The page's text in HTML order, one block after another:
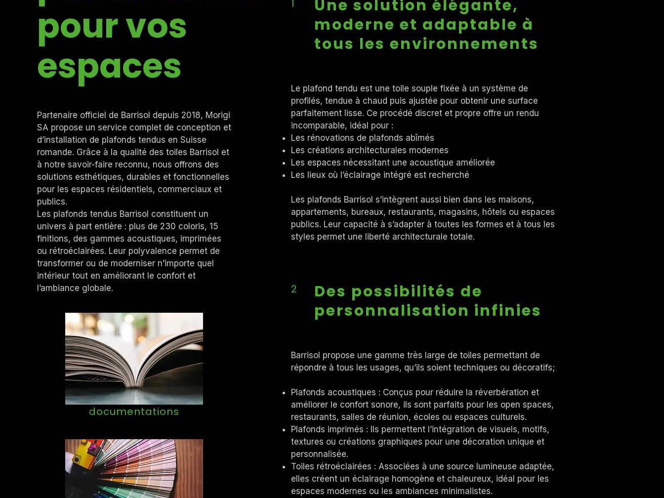
pour vos
espaces
Partenaire officiel de Barrisol depuis 2018, Morigi
SA propose un service complet de conception et
d’installation de plafonds tendus en Suisse
romande. Grâce à la qualité des toiles Barrisol et
à notre savoir-faire reconnu, nous offrons des
solutions esthétiques, durables et fonctionnelles
pour les espaces résidentiels, commerciaux et
publics.
Les plafonds tendus Barrisol constituent un
univers à part entière : plus de 230 coloris, 15
finitions, des gammes acoustiques, imprimées
ou rétroéclairées. Leur polyvalence permet de
transformer ou de moderniser n’importe quel
intérieur tout en améliorant le confort et
l’ambiance globale.
documentations
1
Une solution élégante,
moderne et adaptable à
tous les environnements
Le plafond tendu est une toile souple fixée à un système de
profilés, tendue à chaud puis ajustée pour obtenir une surface
parfaitement lisse. Ce procédé discret et propre offre un rendu
incomparable, idéal pour :
Les rénovations de plafonds abîmés
Les créations architecturales modernes
Les espaces nécessitant une acoustique améliorée
Les lieux où l’éclairage intégré est recherché
Les plafonds Barrisol s’intègrent aussi bien dans les maisons,
appartements, bureaux, restaurants, magasins, hôtels ou espaces
publics. Leur capacité à s’adapter à toutes les formes et à tous les
styles permet une liberté architecturale totale.
2
Des possibilités de
personnalisation infinies
Barrisol propose une gamme très large de toiles permettant de
répondre à tous les usages, qu’ils soient techniques ou décoratifs;
Plafonds acoustiques : Conçus pour réduire la réverbération et
améliorer le confort sonore, ils sont parfaits pour les open spaces,
restaurants, salles de réunion, écoles ou espaces culturels.
Plafonds imprimés : Ils permettent l’intégration de visuels, motifs,
textures ou créations graphiques pour une décoration unique et
personnalisée.
Toiles rétroéclairées : Associées à une source lumineuse adaptée,
elles créent un éclairage homogène et chaleureux, idéal pour les
espaces modernes ou les ambiances minimalistes.